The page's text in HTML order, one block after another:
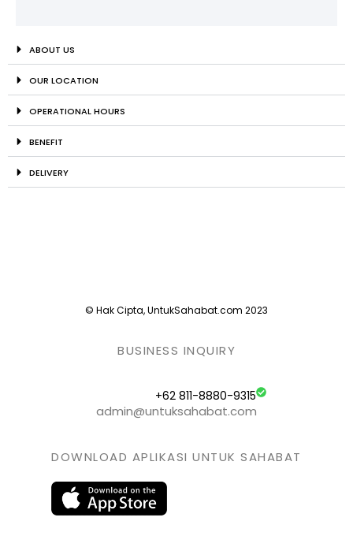
ABOUT US
OUR LOCATION
OPERATIONAL HOURS
BENEFIT
DELIVERY
© Hak Cipta, UntukSahabat.com 2023
BUSINESS INQUIRY
+62 811-8880-9315
admin@untuksahabat.com
DOWNLOAD APLIKASI UNTUK SAHABAT